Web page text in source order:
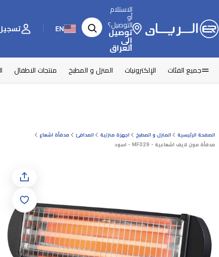
الاستلام
أو
التوصيل؟
توصيل
إلى
العراق
EN تسجيل
جميع الفئات الإلكترونيات المنزل و المطبخ منتجات الاطفال
الصفحة الرئيسية المنزل و المطبخ اجهزة منزلية المدافئ
مدفأة اشعاع
مدفأة مون لايف اشعاعية - MF029 - اسود